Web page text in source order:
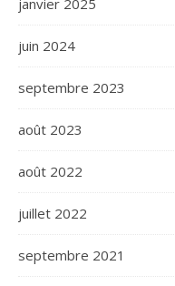
janvier 2025
juin 2024
septembre 2023
août 2023
août 2022
juillet 2022
septembre 2021